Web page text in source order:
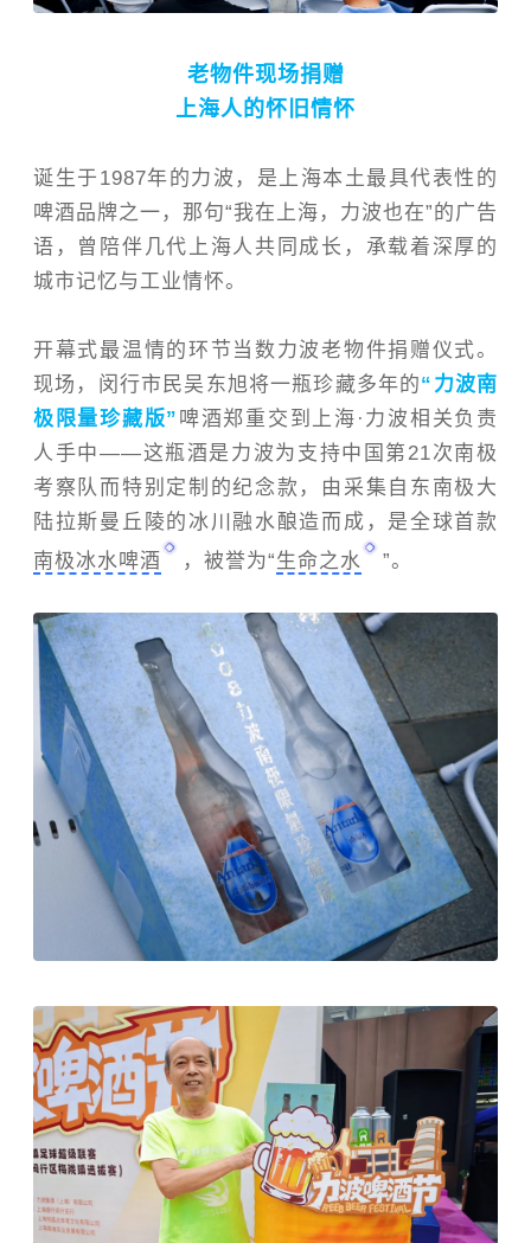
老物件现场捐赠
上海人的怀旧情怀
诞生于1987年的力波，是上海本土最具代表性的
啤酒品牌之一，那句“我在上海，力波也在”的广告
语，曾陪伴几代上海人共同成长，承载着深厚的
城市记忆与工业情怀。
开幕式最温情的环节当 数 力波老物件捐赠仪式。
现场，闵行市民吴东旭将一瓶珍藏多年的“力波南
极限量珍藏版” 啤酒郑重交到上海 · 力波相关负责
人手中——这瓶酒是力波为支持中国第21次南极
考察队而特别定制的纪念款，由采集自东南极大
陆拉斯曼丘陵的冰川融水酿造而成，是全球首款
南极冰水啤酒
，被誉为“生命之水 ”。